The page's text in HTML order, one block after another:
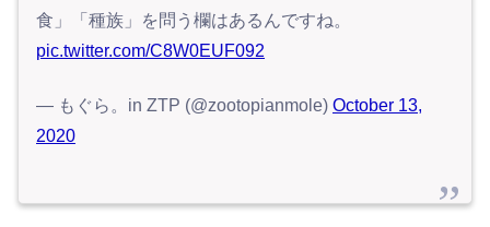
食」「種族」を問う欄はあるんですね。
pic.twitter.com/C8W0EUF092
— もぐら。in ZTP (@zootopianmole) October 13,
2020